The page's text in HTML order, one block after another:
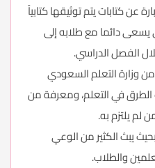
عن كتابات يتم توثيقها كتابياً
يسعى دائما مع طلابه إلى
الفصل الدراسي.
وزارة التعلم السعودي
في التعلم، ومعرفة من
لم يلتزم به.
يبث الكثير من الوعي
والطلاب.